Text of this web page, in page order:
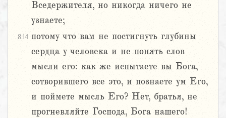
Вседержителя, но никогда ничего не
узнаете;
8:14 потому что вам не постигнуть глубины
сердца у человека и не понять слов
мысли его: как же испытаете вы Бога,
сотворившего все это, и познаете ум Его,
и поймете мысль Его? Нет, братья, не
прогневляйте Господа, Бога нашего!